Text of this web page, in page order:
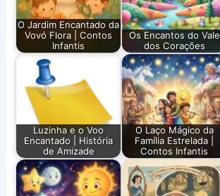
O Jardim Encantado da
Vovó Flora | Contos
Infantis
Os Encantos do Vale
dos Corações
Luzinha e o Voo
Encantado | História
de Amizade
O Laço Mágico da
Família Estrelada |
Contos Infantis